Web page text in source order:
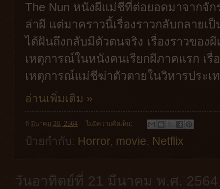
The Nun หนังผีแม่ชีที่ต่อยอดมาจากจัก
ล่าผี แต่มาคราวนี้เรื่องราวกลับกลายเ
ได้ฝันถึงกลับมีตัวตนจริง เรื่องราวของ
เหตุการณ์ในหนังคนเรียกผีภาคแรก เรื่
เหตุการณ์แม่ชีฆ่าตัวตายในวิหารประเ
อ่านเพิ่มเติม »
ที่ มีนาคม 28, 2564 ไม่มีความคิดเห็น:
ป้ายกำกับ: Horror, movie, Netflix
วันอาทิตย์ที่ 21 มีนาคม พ.ศ. 2564